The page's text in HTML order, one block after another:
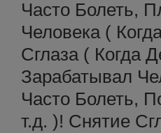
Часто Болеть,
Человека (
Сглаза ( Когда
Зарабатывал
Часто Болеть,
т.д. )! Снятие